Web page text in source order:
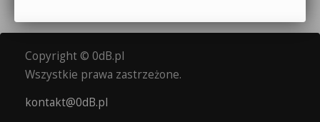
Copyright © 0dB.pl
Wszystkie prawa zastrzeżone.
kontakt@0dB.pl